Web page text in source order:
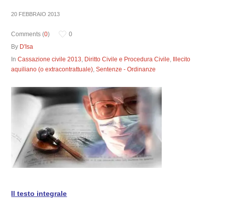
20 FEBBRAIO 2013
Comments (0)
0
By D'Isa
InCassazione civile 2013, Diritto Civile e Procedura Civile,
Illecito
aquiliano (o extracontrattuale),Sentenze - Ordinanze
Il testo integrale